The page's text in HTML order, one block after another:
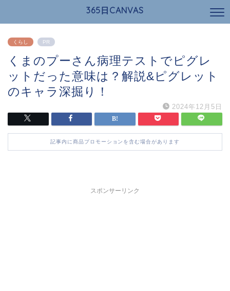
365日CANVAS
くらし PR
くまのプーさん病理テストでピグレ
ットだった意味は？解説&ピグレット
のキャラ深掘り！
2024年12月5日
記事内に商品プロモーションを含む場合があります
スポンサーリンク